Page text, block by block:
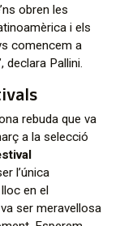
obren les
i els
comencem a
declara Pallini.
rebuda que va
a la selecció
l’única
en el
ser meravellosa